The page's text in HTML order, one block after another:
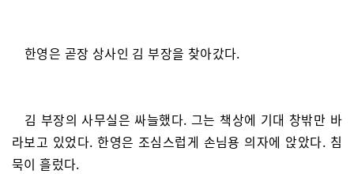
한영은 곧장 상사인 김 부장을 찾아갔다.
김 부장의 사무실은 싸늘했다. 그는 책상에 기대 창밖만 바
라보고 있었다. 한영은 조심스럽게 손님용 의자에 앉았다. 침
묵이 흘렀다.